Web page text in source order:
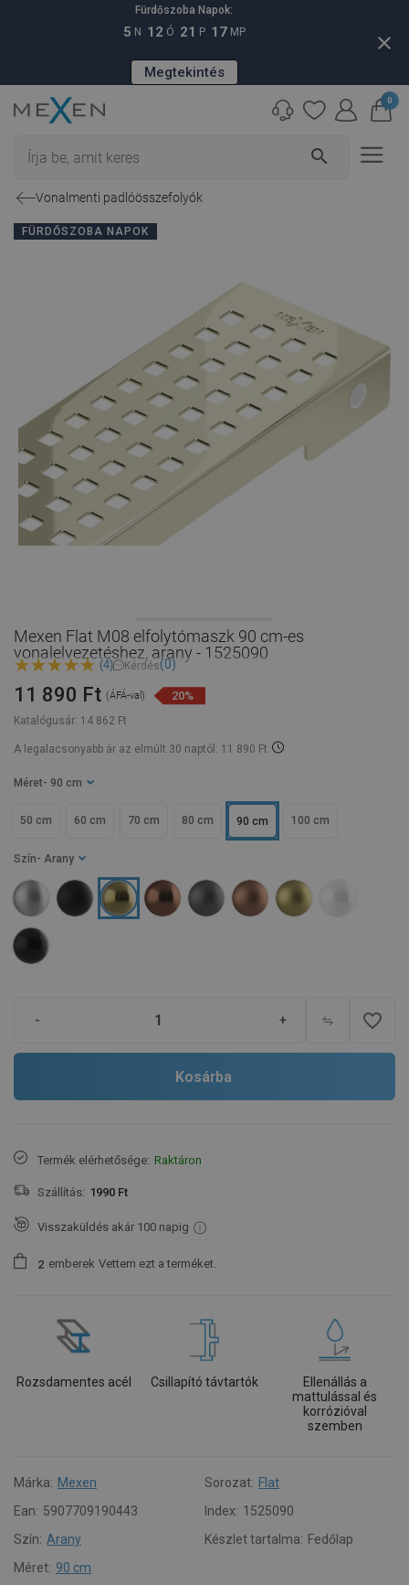
Fürdőszoba Napok:
5 N 12 Ó 21 P 16 MP
Megtekintés
close
search
0
Vonalmenti padlóösszefolyók
FÜRDŐSZOBA NAPOK
Mexen Flat M08 elfolytómaszk 90 cm-es
vonalelvezetéshez, arany - 1525090
(4) Kérdés(0)
Katalógusár: 14 862 Ft
11 890 Ft (ÁFÁ-val) 20%
A legalacsonyabb ár az elmúlt 30 naptól: 11 890 Ft
Méret - 90 cm
50 cm 60 cm 70 cm 80 cm 90 cm 100 cm
Szín - Arany
- + favorite_border
Kosárba
Termék elérhetősége: Raktáron
Szállítás: 1990 Ft
Visszaküldés akár 100 napig
2 emberek Vettem ezt a terméket.
Rozsdamentes acél Csillapító távtartók
Ellenállás a
mattulással és
korrózióval
szemben
Márka: Mexen Sorozat: Flat
Ean: 5907709190443 Index: 1525090
Szín: Arany Készlet tartalma: Fedőlap
Méret: 90 cm